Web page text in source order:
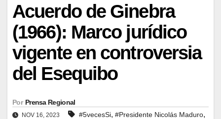
Acuerdo de Ginebra
(1966): Marco jurídico
vigente en controversia
del Esequibo
Por Prensa Regional
NOV 16, 2023 #5vecesSi, #Presidente Nicolás Maduro,